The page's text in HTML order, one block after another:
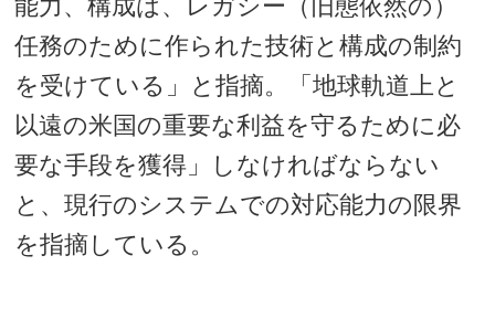
能力、構成は、レガシー（旧態依然の）
任務のために作られた技術と構成の制約
を受けている」と指摘。「地球軌道上と
以遠の米国の重要な利益を守るために必
要な手段を獲得」しなければならない
と、現行のシステムでの対応能力の限界
を指摘している。